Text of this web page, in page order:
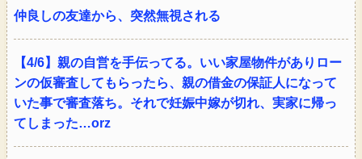
仲良しの友達から、突然無視される
【4/6】親の自営を手伝ってる。いい家屋物件がありロー
ンの仮審査してもらったら、親の借金の保証人になって
いた事で審査落ち。それで妊娠中嫁が切れ、実家に帰っ
てしまった…orz